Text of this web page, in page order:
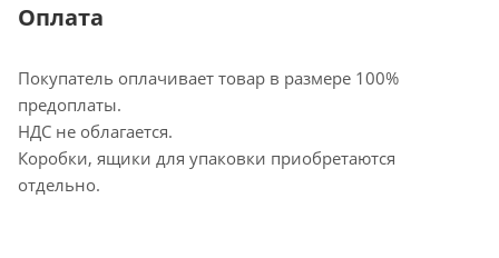
Оплата
Покупатель оплачивает товар в размере 100%
предоплаты.
НДС не облагается.
Коробки, ящики для упаковки приобретаются
отдельно.